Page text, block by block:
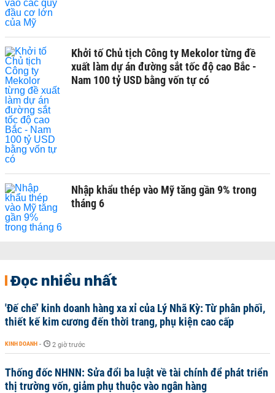
Khởi tố Chủ tịch Công ty Mekolor từng đề
xuất làm dự án đường sắt tốc độ cao Bắc -
Nam 100 tỷ USD bằng vốn tự có
Nhập khẩu thép vào Mỹ tăng gần 9% trong
tháng 6
Đọc nhiều nhất
'Đế chế’ kinh doanh hàng xa xỉ của Lý Nhã Kỳ: Từ phân phối,
thiết kế kim cương đến thời trang, phụ kiện cao cấp
KINH DOANH - 2 giờ trước
Thống đốc NHNN: Sửa đổi ba luật về tài chính để phát triển
thị trường vốn, giảm phụ thuộc vào ngân hàng